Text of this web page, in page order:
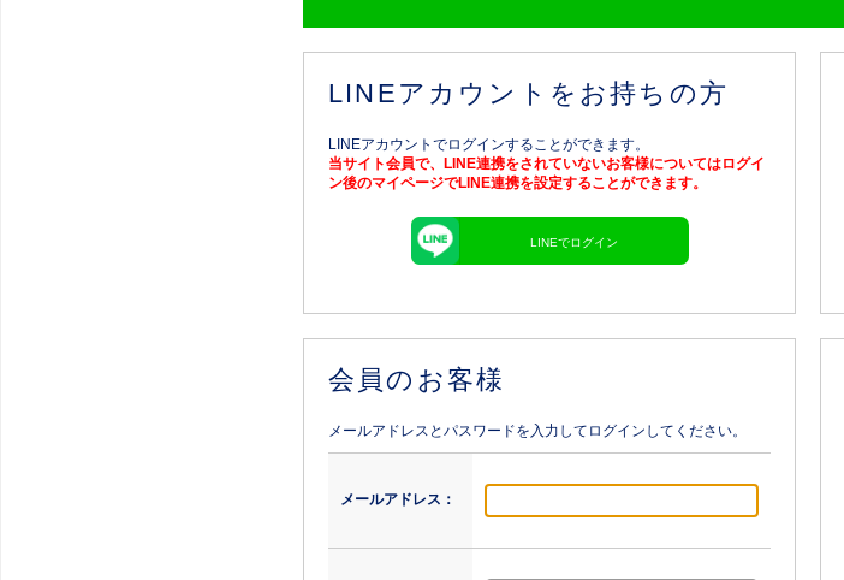
LINEアカウントをお持ちの方
LINEアカウントでログインすることができます。
当サイト会員で、LINE連携をされていないお客様についてはログイ
ン後のマイページでLINE連携を設定することができます。
LINEでログイン
会員のお客様
メールアドレスとパスワードを入力してログインしてください。
メールアドレス：